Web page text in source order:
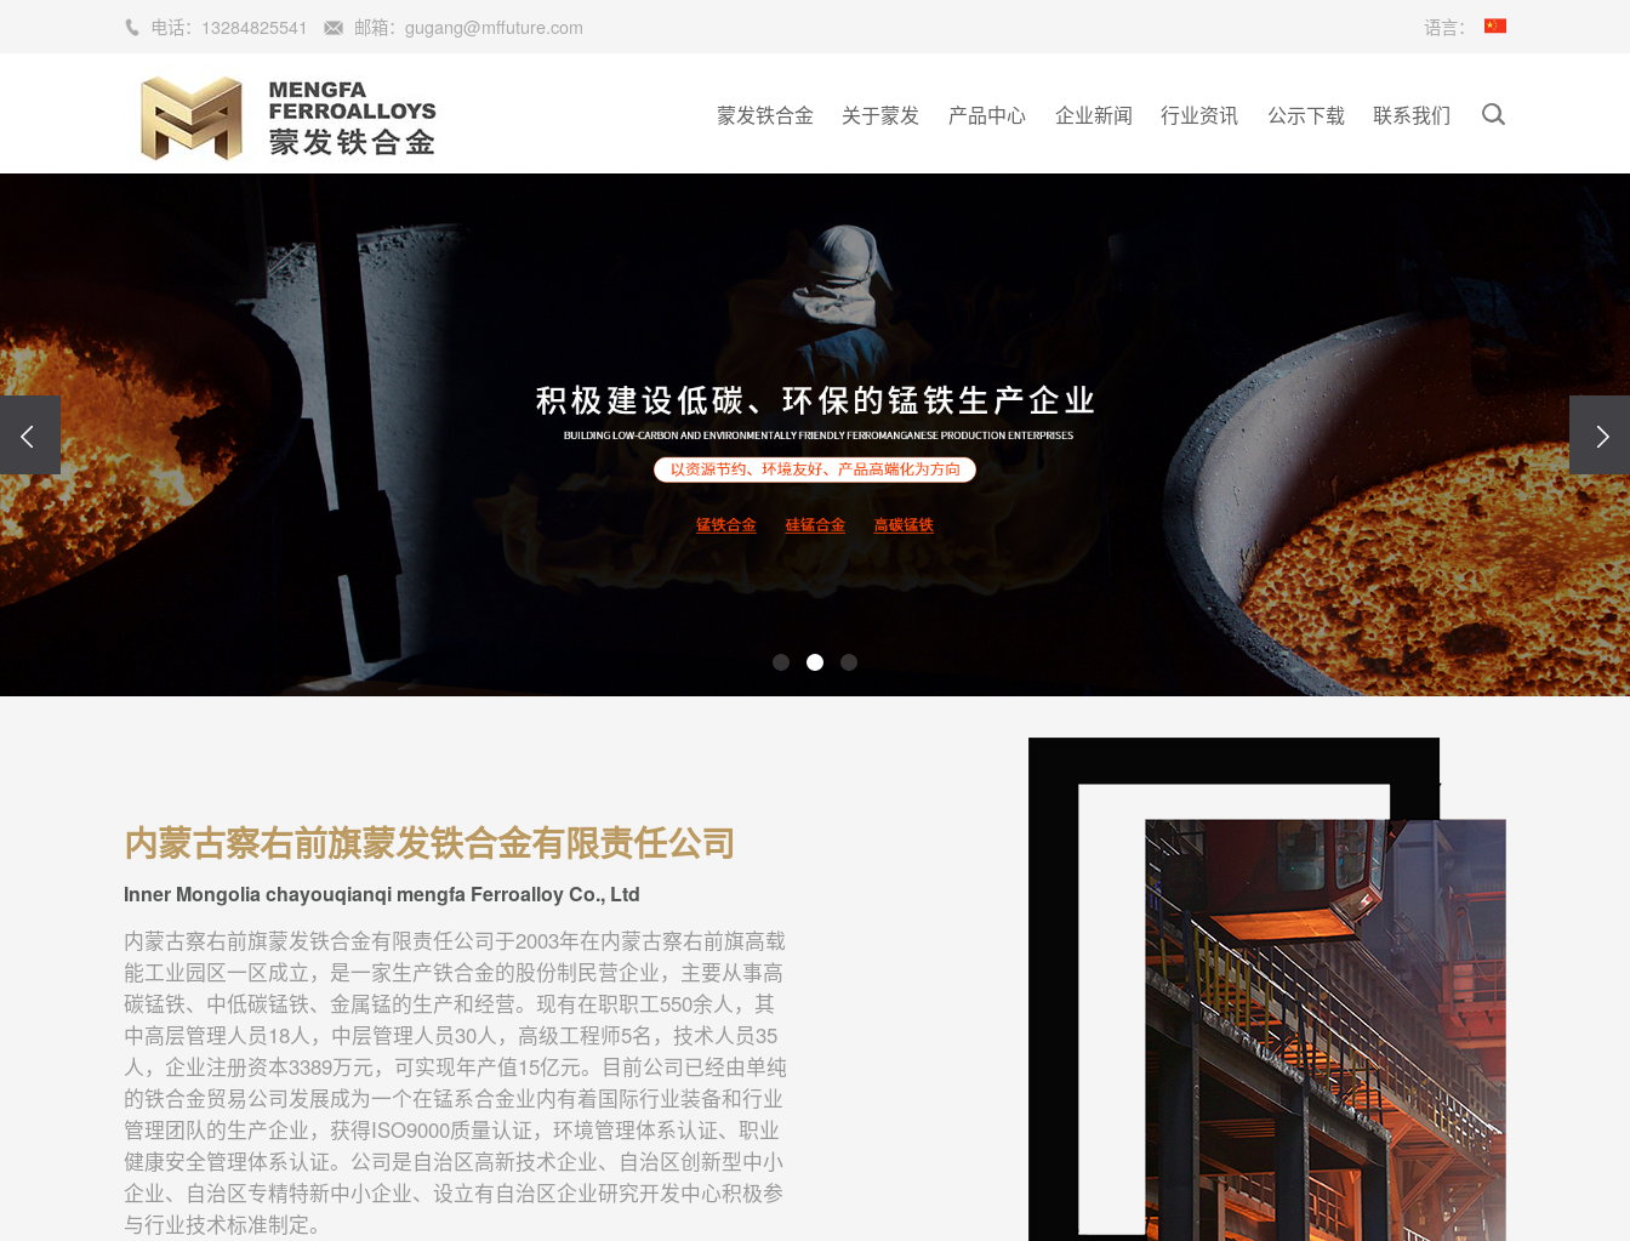
电话： 13284825541 邮箱：gugang@mffuture.com 语言：
蒙发铁合金 关于蒙发 产品中心 企业新闻 行业资讯 公示下载 联系我们
内蒙古察右前旗蒙发铁合金有限责任公司
Inner Mongolia chayouqianqi mengfa Ferroalloy Co., Ltd
内蒙古察右前旗蒙发铁合金有限责任公司于2003年在内蒙古察右前旗高载
能工业园区一区成立，是一家生产铁合金的股份制民营企业，主要从事高
碳锰铁、中低碳锰铁、金属锰的生产和经营。现有在职职工550余人，其
中高层管理人员18人，中层管理人员30人，高级工程师5名，技术人员35
人，企业注册资本3389万元，可实现年产值15亿元。目前公司已经由单纯
的铁合金贸易公司发展成为一个在锰系合金业内有着国际行业装备和行业
管理团队的生产企业，获得ISO9000质量认证，环境管理体系认证、职业
健康安全管理体系认证。公司是自治区高新技术企业、自治区创新型中小
企业、自治区专精特新中小企业、设立有自治区企业研究开发中心积极参
与行业技术标准制定。